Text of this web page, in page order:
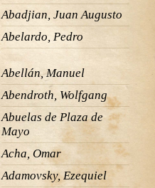
Abadjian, Juan Augusto
Abelardo, Pedro
Abellán, Manuel
Abendroth, Wolfgang
Abuelas de Plaza de
Mayo
Acha, Omar
Adamovsky, Ezequiel